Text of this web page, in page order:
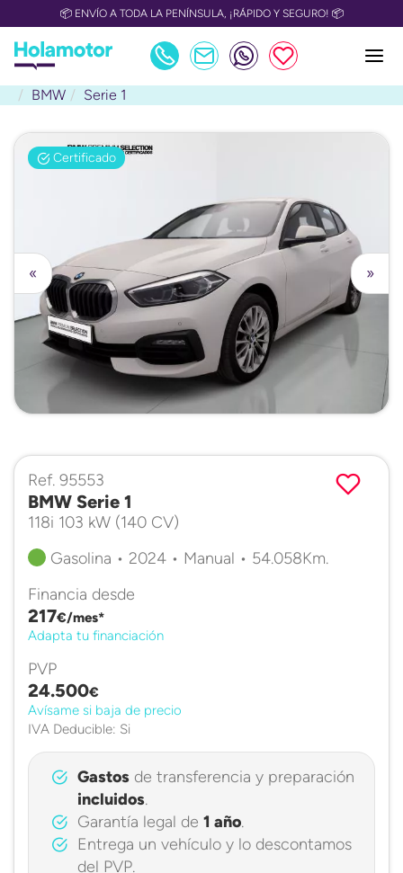
📦 ENVÍO A TODA LA PENÍNSULA, ¡RÁPIDO Y SEGURO! 📦
BMW Serie 1
Certificado
»
«
Ref. 95553
BMW Serie 1
118i 103 kW (140 CV)
Gasolina • 2024 • Manual • 54.058Km.
Financia desde
217€/mes*
Adapta tu financiación
PVP
24.500€
Avísame si baja de precio
IVA Deducible: Si
Gastosde transferencia y preparación
incluidos.
Garantía legal de 1 año.
Entrega un vehículo y lo descontamos
del PVP.